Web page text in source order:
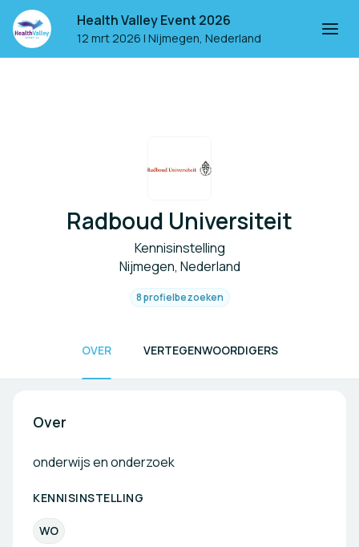
Health Valley Event 2026
12 mrt 2026 | Nijmegen, Nederland
Radboud Universiteit
Kennisinstelling
Nijmegen, Nederland
8 profielbezoeken
OVER VERTEGENWOORDIGERS
Over
onderwijs en onderzoek
KENNISINSTELLING
WO